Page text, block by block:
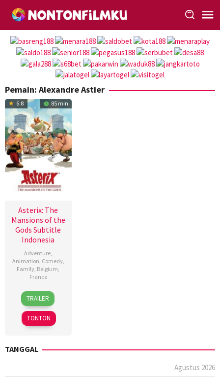
Pemain: Alexandre Astier
6.8 85 min
Asterix: The
Mansions of the
Gods Subtitle
Indonesia
Adventure,
Animation, Comedy,
Family, Belgium,
France
26
Nov
2014
Alexandre
Astier
TRAILER
TONTON
TANGGAL
Agustus 2026